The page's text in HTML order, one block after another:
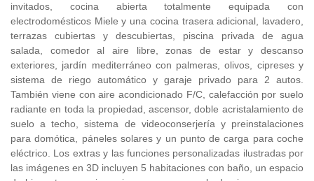
invitados, cocina abierta totalmente equipada con
electrodomésticos Miele y una cocina trasera adicional, lavadero,
terrazas cubiertas y descubiertas, piscina privada de agua
salada, comedor al aire libre, zonas de estar y descanso
exteriores, jardín mediterráneo con palmeras, olivos, cipreses y
sistema de riego automático y garaje privado para 2 autos.
También viene con aire acondicionado F/C, calefacción por suelo
radiante en toda la propiedad, ascensor, doble acristalamiento de
suelo a techo, sistema de videoconserjería y preinstalaciones
para domótica, páneles solares y un punto de carga para coche
eléctrico. Los extras y las funciones personalizadas ilustradas por
las imágenes en 3D incluyen 5 habitaciones con baño, un espacio